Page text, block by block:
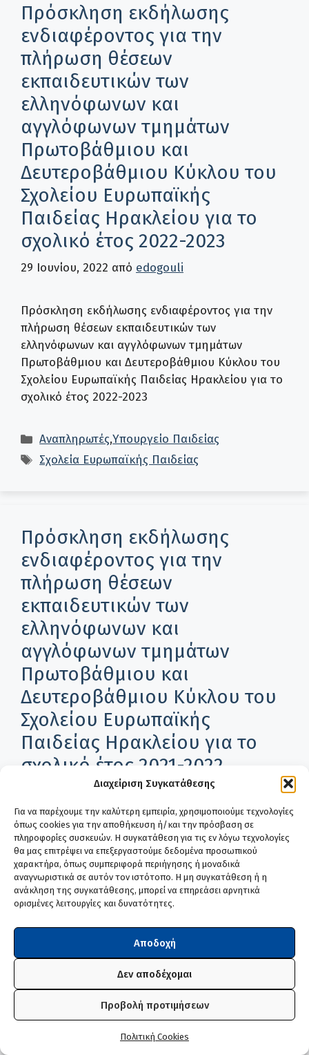
Διαχείριση Συγκατάθεσης
Για να παρέχουμε την καλύτερη εμπειρία, χρησιμοποιούμε τεχνολογίες
όπως cookies για την αποθήκευση ή/και την πρόσβαση σε
πληροφορίες συσκευών. Η συγκατάθεση για τις εν λόγω τεχνολογίες
θα μας επιτρέψει να επεξεργαστούμε δεδομένα προσωπικού
χαρακτήρα, όπως συμπεριφορά περιήγησης ή μοναδικά
αναγνωριστικά σε αυτόν τον ιστότοπο. Η μη συγκατάθεση ή η
ανάκληση της συγκατάθεσης, μπορεί να επηρεάσει αρνητικά
ορισμένες λειτουργίες και δυνατότητες.
Αποδοχή
Δεν αποδέχομαι
Προβολή προτιμήσεων
Πολιτική Cookies
Πρόσκληση εκδήλωσης
ενδιαφέροντος για την
πλήρωση θέσεων
εκπαιδευτικών των
ελληνόφωνων και
αγγλόφωνων τμημάτων
Πρωτοβάθμιου και
Δευτεροβάθμιου Κύκλου του
Σχολείου Ευρωπαϊκής
Παιδείας Ηρακλείου για το
σχολικό έτος 2022-2023
29 Ιουνίου, 2022 από edogouli
Πρόσκληση εκδήλωσης ενδιαφέροντος για την
πλήρωση θέσεων εκπαιδευτικών των
ελληνόφωνων και αγγλόφωνων τμημάτων
Πρωτοβάθμιου και Δευτεροβάθμιου Κύκλου του
Σχολείου Ευρωπαϊκής Παιδείας Ηρακλείου για το
σχολικό έτος 2022-2023
Κατηγορίες
Αναπληρωτές,Υπουργείο Παιδείας
Ετικέτες
Σχολεία Ευρωπαϊκής Παιδείας
Πρόσκληση εκδήλωσης
ενδιαφέροντος για την
πλήρωση θέσεων
εκπαιδευτικών των
ελληνόφωνων και
αγγλόφωνων τμημάτων
Πρωτοβάθμιου και
Δευτεροβάθμιου Κύκλου του
Σχολείου Ευρωπαϊκής
Παιδείας Ηρακλείου για το
σχολικό έτος 2021-2022
από edogouli
Πρόσκληση εκδήλωσης ενδιαφέροντος για την
πλήρωση θέσεων εκπαιδευτικών των
ελληνόφωνων και αγγλόφωνων τμημάτων
Πρωτοβάθμιου και Δευτεροβάθμιου Κύκλου του
Σχολείου Ευρωπαϊκής Παιδείας Ηρακλείου για το
Κατηγορίες
Εκπαιδευτικοί
Ευρωπαϊκής Παιδείας